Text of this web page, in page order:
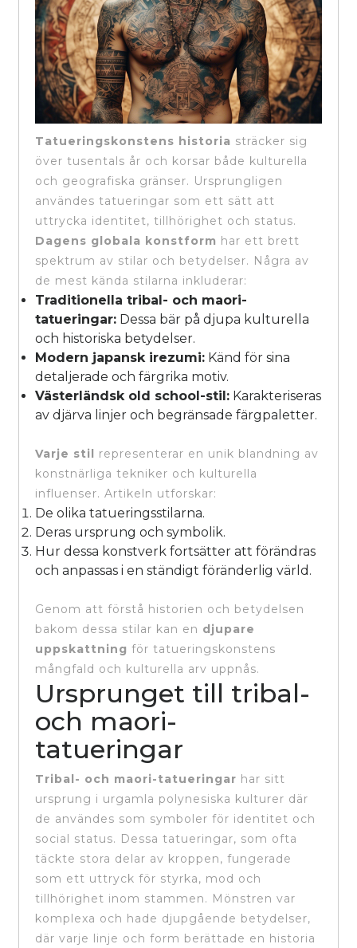
Tatueringskonstens historia sträcker sig
över tusentals år och korsar både kulturella
och geografiska gränser. Ursprungligen
användes tatueringar som ett sätt att
uttrycka identitet, tillhörighet och status.
Dagens globala konstform har ett brett
spektrum av stilar och betydelser. Några av
de mest kända stilarna inkluderar:
Traditionella tribal- och maori-
tatueringar: Dessa bär på djupa kulturella
och historiska betydelser.
Modern japansk irezumi: Känd för sina
detaljerade och färgrika motiv.
Västerländsk old school-stil: Karakteriseras
av djärva linjer och begränsade färgpaletter.
Varje stil representerar en unik blandning av
konstnärliga tekniker och kulturella
influenser. Artikeln utforskar:
De olika tatueringsstilarna.
Deras ursprung och symbolik.
Hur dessa konstverk fortsätter att förändras
och anpassas i en ständigt föränderlig värld.
Genom att förstå historien och betydelsen
bakom dessa stilar kan en djupare
uppskattning för tatueringskonstens
mångfald och kulturella arv uppnås.
Ursprunget till tribal-
och maori-
tatueringar
Tribal- och maori-tatueringar har sitt
ursprung i urgamla polynesiska kulturer där
de användes som symboler för identitet och
social status. Dessa tatueringar, som ofta
täckte stora delar av kroppen, fungerade
som ett uttryck för styrka, mod och
tillhörighet inom stammen. Mönstren var
komplexa och hade djupgående betydelser,
där varje linje och form berättade en historia